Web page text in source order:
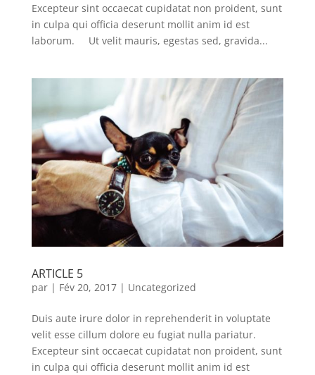
Excepteur sint occaecat cupidatat non proident, sunt
in culpa qui officia deserunt mollit anim id est
laborum. Ut velit mauris, egestas sed, gravida...
ARTICLE 5
par | Fév 20, 2017| Uncategorized
Duis aute irure dolor in reprehenderit in voluptate
velit esse cillum dolore eu fugiat nulla pariatur.
Excepteur sint occaecat cupidatat non proident, sunt
in culpa qui officia deserunt mollit anim id est